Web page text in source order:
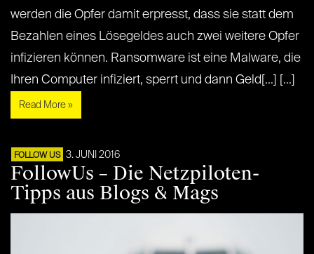
werden die Opfer damit erpresst, dass sie statt dem
Bezahlen eines Lösegeldes auch zwei weitere Opfer
infizieren können. Ransomware ist eine Malware, die
Ihren Computer infiziert, sperrt und dann Geld[...] [...]
Read More »
FOLLOW US 3. JUNI 2016
FollowUs – Die Netzpiloten-
Tipps aus Blogs & Mags